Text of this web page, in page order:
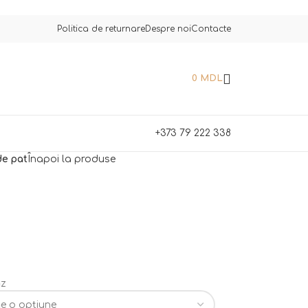
Politica de returnareDespre noiContacte
0 MDL
+373 79 222 338
patÎnapoi la produse